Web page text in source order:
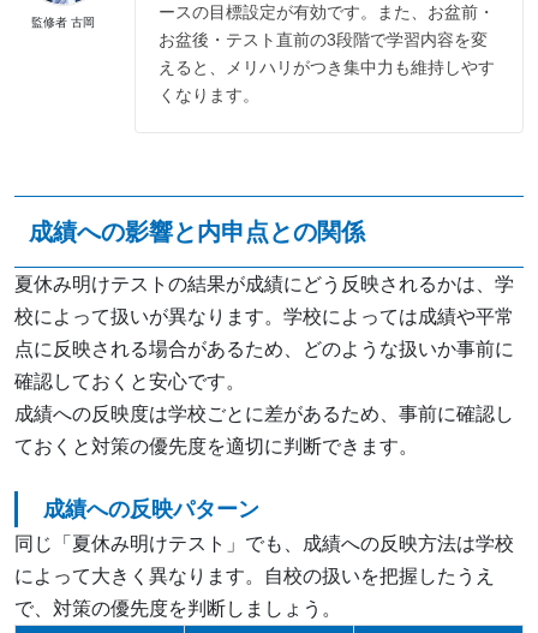
監修者 古岡
ースの目標設定が有効です。また、お盆前・
お盆後・テスト直前の3段階で学習内容を変
えると、メリハリがつき集中力も維持しやす
くなります。
成績への影響と内申点との関係
夏休み明けテストの結果が成績にどう反映されるかは、学
校によって扱いが異なります。学校によっては成績や平常
点に反映される場合があるため、どのような扱いか事前に
確認しておくと安心です。
成績への反映度は学校ごとに差があるため、事前に確認し
ておくと対策の優先度を適切に判断できます。
成績への反映パターン
同じ「夏休み明けテスト」でも、成績への反映方法は学校
によって大きく異なります。自校の扱いを把握したうえ
で、対策の優先度を判断しましょう。